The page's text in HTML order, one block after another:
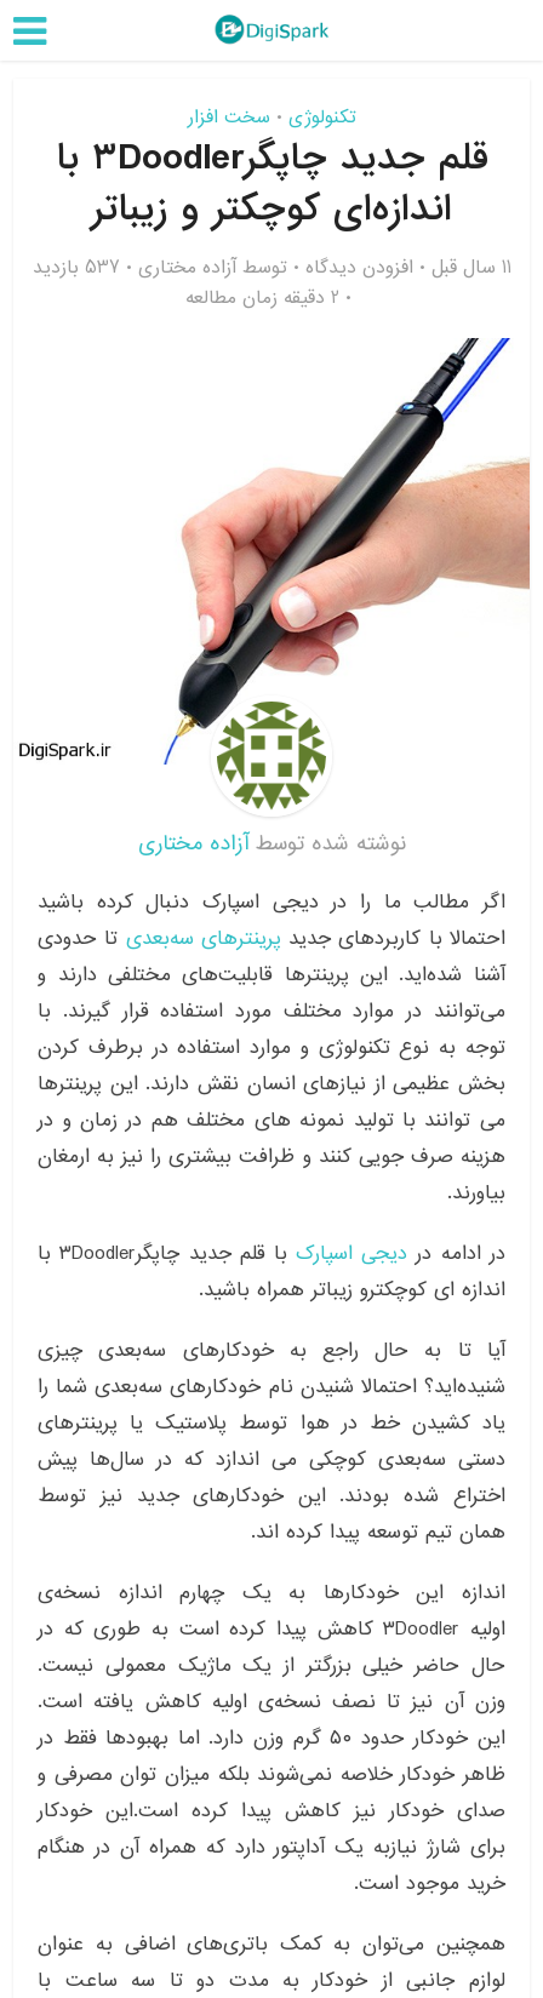
تکنولوژی • سخت افزار
قلم جدید چاپگر۳Doodler با
اندازه‌ای کوچکتر و زیباتر
11 سال قبل افزودن دیدگاه توسط آزاده مختاری
537 بازدید
2 دقیقه زمان مطالعه
نوشته شده توسطآزاده مختاری
اگر مطالب ما را در دیجی اسپارک دنبال کرده باشید
احتمالا با کاربردهای جدید پرینترهای سه‌بعدی تا حدودی
آشنا شده‌اید. این پرینترها قابلیت‌های مختلفی دارند و
می‌توانند در موارد مختلف مورد استفاده قرار گیرند. با
توجه به نوع تکنولوژی و موارد استفاده در برطرف کردن
بخش عظیمی از نیازهای انسان نقش دارند. این پرینترها
می توانند با تولید نمونه های مختلف هم در زمان و در
هزینه صرف جویی کنند و ظرافت بیشتری را نیز به ارمغان
بیاورند.
در ادامه در دیجی اسپارک
با قلم جدید چاپگر۳Doodler با
اندازه ای کوچکترو زیباتر همراه باشید.
آیا تا به حال راجع به خودکارهای سه‌بعدی چیزی
شنیده‌اید؟ احتمالا شنیدن نام خودکارهای سه‌بعدی شما را
یاد کشیدن خط در هوا توسط پلاستیک یا پرینترهای
دستی سه‌بعدی کوچکی می اندازد که در سال‌ها پیش
اختراع شده بودند. این خودکارهای جدید نیز توسط
همان تیم توسعه پیدا کرده اند.
اندازه این خودکارها به یک چهارم اندازه نسخه‌ی
اولیه ۳Doodler کاهش پیدا کرده است به طوری که در
حال حاضر خیلی بزرگتر از یک ماژیک معمولی نیست.
وزن آن نیز تا نصف نسخه‌ی اولیه کاهش یافته است.
این خودکار حدود ۵۰ گرم وزن دارد. اما بهبودها فقط در
ظاهر خودکار خلاصه نمی‌شوند بلکه میزان توان مصرفی و
صدای خودکار نیز کاهش پیدا کرده است.این خودکار
برای شارژ نیازبه یک آداپتور دارد که همراه آن در هنگام
خرید موجود است.
همچنین می‌توان به کمک باتری‌های اضافی به عنوان
لوازم جانبی از خودکار به مدت دو تا سه ساعت با